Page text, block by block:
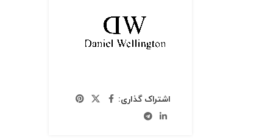
اشتراک گذاری: